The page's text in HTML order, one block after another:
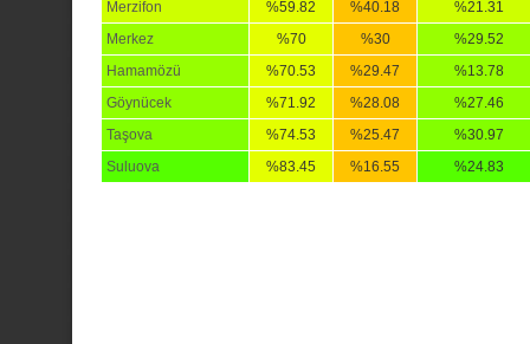
Merzifon
%59.82 %40.18
%21.31
Merkez
%70 %30
%29.52
Hamamözü
%70.53 %29.47
%13.78
Göynücek
%71.92 %28.08
%27.46
Taşova
%74.53 %25.47
%30.97
Suluova
%83.45 %16.55 %24.83